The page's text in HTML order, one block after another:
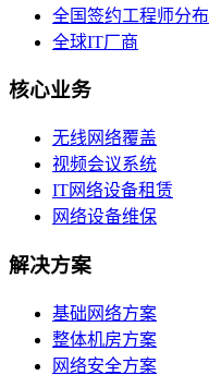
全国签约工程师分布
全球IT厂商
核心业务
无线网络覆盖
视频会议系统
IT网络设备租赁
网络设备维保
解决方案
基础网络方案
整体机房方案
网络安全方案